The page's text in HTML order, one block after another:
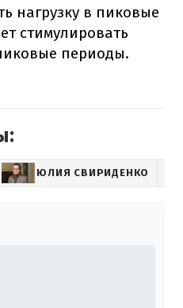
нагрузку в пиковые
стимулировать
периоды.
ЮЛИЯ СВИРИДЕНКО